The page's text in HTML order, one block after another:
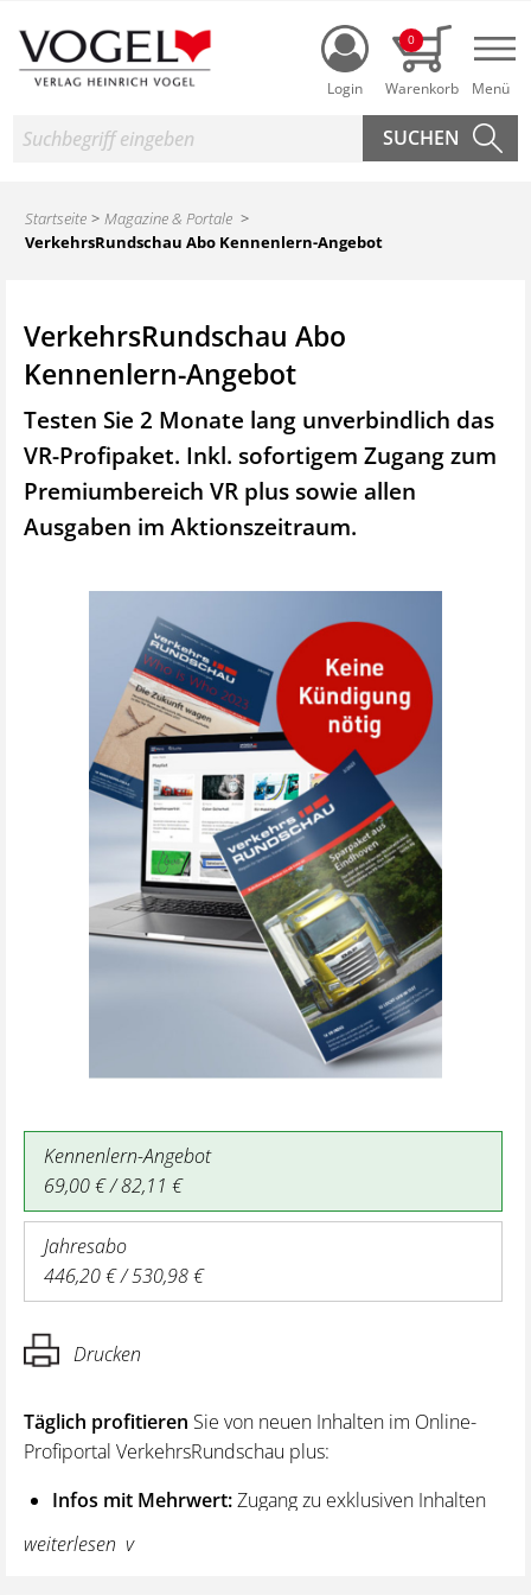
Login
0
Suche
Startseite
Magazine & Portale
VerkehrsRundschau Abo Kennenlern-Angebot
VerkehrsRundschau Abo
Kennenlern-Angebot
Testen Sie 2 Monate lang unverbindlich das
VR-Profipaket. Inkl. sofortigem Zugang zum
Premiumbereich VR plus sowie allen
Ausgaben im Aktionszeitraum.
Kennenlern-Angebot
69,00 € / 82,11 €
Jahresabo
446,20 € / 530,98 €
Drucken
Täglich profitieren Sie von neuen Inhalten im Online-
Profiportal VerkehrsRundschau plus:
Infos mit Mehrwert:Zugang zu exklusiven Inhalten
und Hintergrundwissen – von aktuellen Regelungen
wie z. B. bei den Lenk- und Ruhezeiten,
weiterlesen